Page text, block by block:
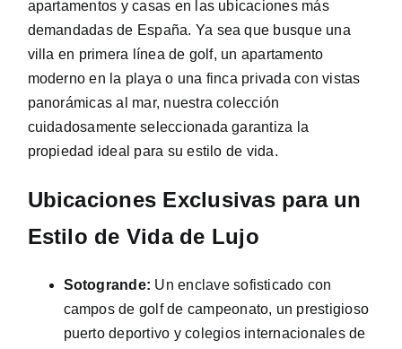
apartamentos y casas en las ubicaciones más
demandadas de España. Ya sea que busque una
villa en primera línea de golf, un apartamento
moderno en la playa o una finca privada con vistas
panorámicas al mar, nuestra colección
cuidadosamente seleccionada garantiza la
propiedad ideal para su estilo de vida.
Ubicaciones Exclusivas para un
Estilo de Vida de Lujo
Sotogrande: Un enclave sofisticado con
campos de golf de campeonato, un prestigioso
puerto deportivo y colegios internacionales de